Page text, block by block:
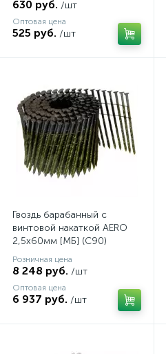
630 руб. /шт
Оптовая цена
525 руб. /шт
Гвоздь барабанный c
винтовой накаткой AERO
2,5х60мм [МБ] (C90)
Розничная цена
8 248 руб. /шт
Оптовая цена
6 937 руб. /шт